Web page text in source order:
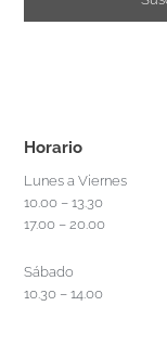
Horario
Lunes a Viernes
10.00 – 13.30
17.00 – 20.00
Sábado
10.30 – 14.00